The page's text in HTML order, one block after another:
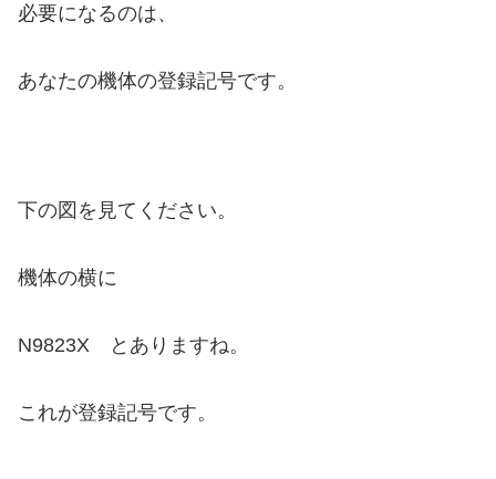
必要になるのは、
あなたの機体の登録記号です。
下の図を見てください。
機体の横に
N9823X とありますね。
これが登録記号です。